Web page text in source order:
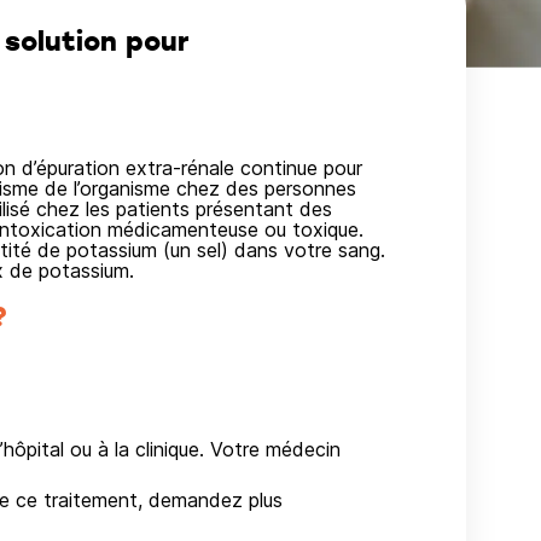
solution pour
d’épuration extra-rénale continue pour
de l’organisme chez des personnes
chez les patients présentant des
médicamenteuse ou toxique.
de potassium (un sel) dans votre sang.
de potassium.
ou à la clinique. Votre médecin
ce traitement, demandez plus